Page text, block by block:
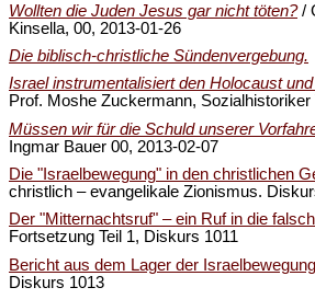
Wollten die Juden Jesus gar nicht töten?/
Kinsella, 00, 2013-01-26
Die biblisch-christliche Sündenvergebung.
Israel instrumentalisiert den Holocaust
Prof. Moshe Zuckermann, Sozialhistoriker
Müssen wir für die Schuld unserer
Ingmar Bauer 00, 2013-02-07
Die "Israelbewegung" in den christlichen
christlich – evangelikale Zionismus.
Der "Mitternachtsruf" – ein Ruf in die
Fortsetzung Teil 1, Diskurs 1011
Bericht aus dem Lager der
Diskurs 1013